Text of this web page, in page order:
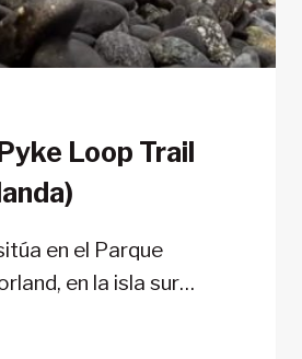
Loop Trail
en el Parque
en la isla sur…